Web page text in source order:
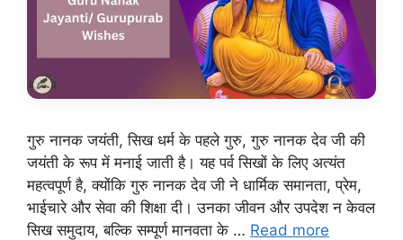
गुरु नानक जयंती, सिख धर्म के पहले गुरु, गुरु नानक देव जी की
जयंती के रूप में मनाई जाती है। यह पर्व सिखों के लिए अत्यंत
महत्वपूर्ण है, क्योंकि गुरु नानक देव जी ने धार्मिक समानता, प्रेम,
भाईचारे और सेवा की शिक्षा दी। उनका जीवन और उपदेश न केवल
सिख समुदाय, बल्कि सम्पूर्ण मानवता के … Read more